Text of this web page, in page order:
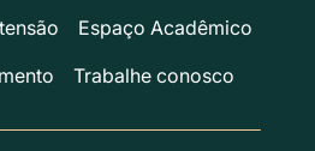
Espaço Acadêmico
Trabalhe conosco